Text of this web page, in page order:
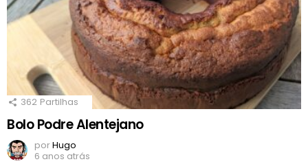
362 Partilhas
Bolo Podre Alentejano
porHugo
6 anos atrás